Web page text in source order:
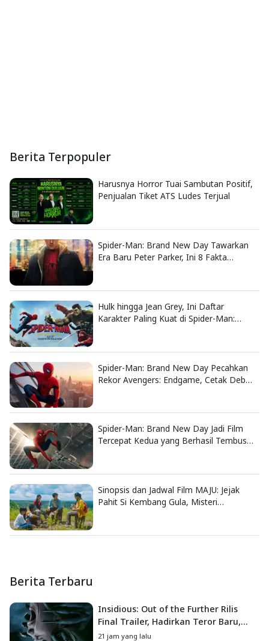
Berita Terpopuler
Harusnya Horror Tuai Sambutan Positif,
Penjualan Tiket ATS Ludes Terjual
Spider-Man: Brand New Day Tawarkan
Era Baru Peter Parker, Ini 8 Fakta
Hulk hingga Jean Grey, Ini Daftar
Karakter Paling Kuat di Spider-Man:
Spider-Man: Brand New Day Pecahkan
Rekor Avengers: Endgame, Cetak Debut
Spider-Man: Brand New Day Jadi Film
Tercepat Kedua yang Berhasil Tembus
Sinopsis dan Jadwal Film MAJU: Jejak
Pahit Si Kembang Gula, Misteri
Berita Terbaru
Insidious: Out of the Further Rilis
Final Trailer, Hadirkan Teror Baru,
Iblis Kini Masuk ke Dunia Manusia
21 jam yang lalu